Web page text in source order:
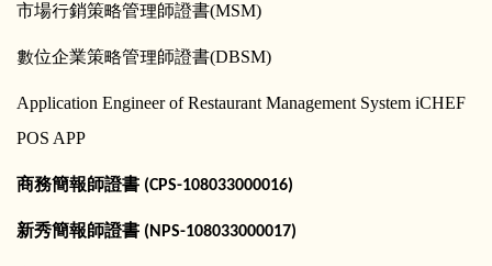
市場行銷策略管理師證書(MSM)
數位企業策略管理師證書(DBSM)
Application Engineer of Restaurant Management System iCHEF
POS APP
商務簡報師證書 (CPS-108033000016)
新秀簡報師證書 (NPS-108033000017)